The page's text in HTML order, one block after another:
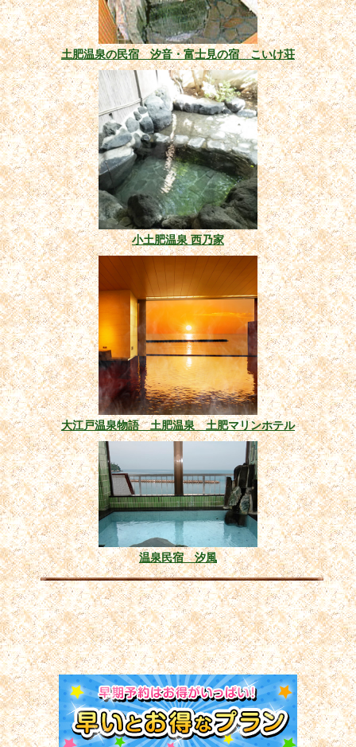
土肥温泉の民宿 汐音・富士見の宿 こいけ荘
小土肥温泉 西乃家
大江戸温泉物語 土肥温泉 土肥マリンホテル
温泉民宿 汐風